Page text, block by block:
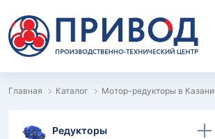
Главная Каталог Мотор-редукторы в Казани
Редукторы